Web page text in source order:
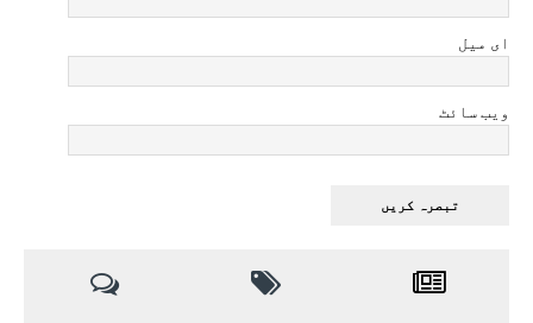
ای میل
ویب سائٹ